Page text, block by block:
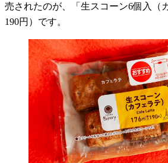
売されたのが、「生スコーン6個入（
190円）です。